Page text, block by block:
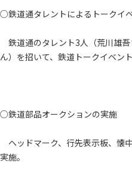
○鉄道通タレントによるトークイ
鉄道通のタレント3人（荒川雄
ん）を招いて、鉄道トークイベント
○鉄道部品オークションの実施
ヘッドマーク、行先表示板、懐
実施。